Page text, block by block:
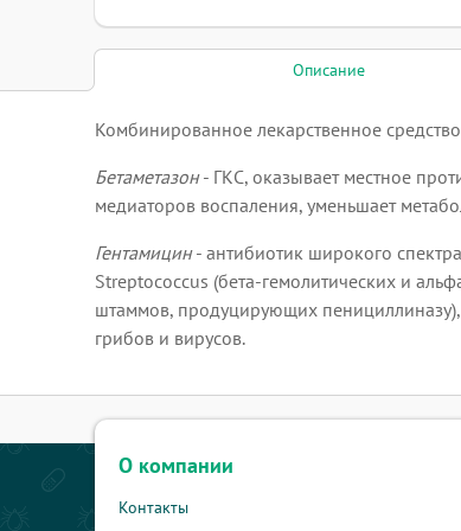
Описание
Комбинированное лекарственное
Бетаметазон- ГКС, оказывает местное
медиаторов воспаления, уменьшает
Гентамицин- антибиотик широкого
Streptococcus (бета-гемолитических и
штаммов, продуцирующих
грибов и вирусов.
О компании
Контакты